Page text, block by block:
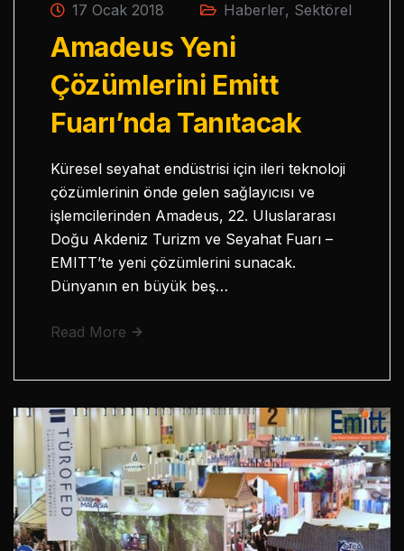
17 Ocak 2018 Haberler, Sektörel
Amadeus Yeni
Çözümlerini Emitt
Fuarı’nda Tanıtacak
Küresel seyahat endüstrisi için ileri teknoloji
çözümlerinin önde gelen sağlayıcısı ve
işlemcilerinden Amadeus, 22. Uluslararası
Doğu Akdeniz Turizm ve Seyahat Fuarı –
EMITT’te yeni çözümlerini sunacak.
Dünyanın en büyük beş…
Read More